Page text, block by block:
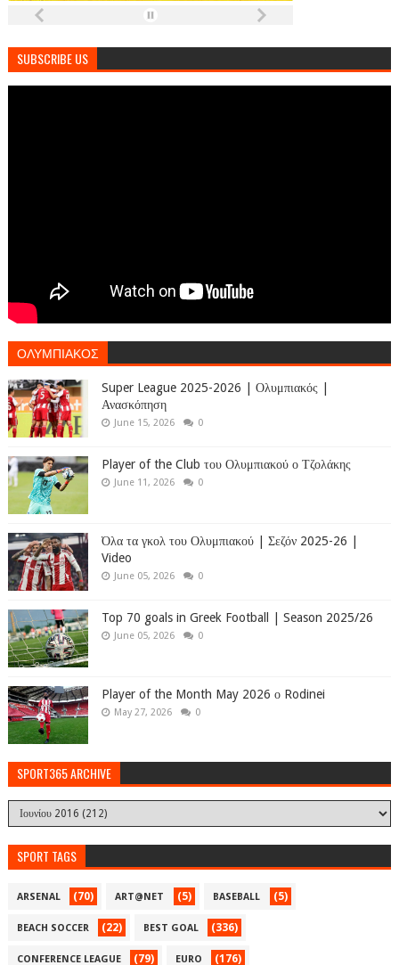
SUBSCRIBE US
ΟΛΥΜΠΙΑΚΟΣ
Super League 2025-2026 | Ολυμπιακός |
Ανασκόπηση
June 15, 2026 0
Player of the Club του Ολυμπιακού ο Τζολάκης
June 11, 2026 0
Όλα τα γκολ του Ολυμπιακού | Σεζόν 2025-26 |
Video
June 05, 2026 0
Top 70 goals in Greek Football | Season 2025/26
June 05, 2026 0
Player of the Month May 2026 ο Rodinei
May 27, 2026 0
SPORT365 ARCHIVE
SPORT TAGS
ARSENAL (70) ART@NET (5) BASEBALL (5)
BEACH SOCCER (22) BEST GOAL (336)
CONFERENCE LEAGUE (79) EURO (176)